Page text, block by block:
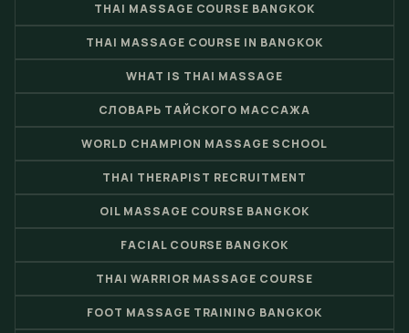
THAI MASSAGE COURSE BANGKOK
THAI MASSAGE COURSE IN BANGKOK
WHAT IS THAI MASSAGE
СЛОВАРЬ ТАЙСКОГО МАССАЖА
WORLD CHAMPION MASSAGE SCHOOL
THAI THERAPIST RECRUITMENT
OIL MASSAGE COURSE BANGKOK
FACIAL COURSE BANGKOK
THAI WARRIOR MASSAGE COURSE
FOOT MASSAGE TRAINING BANGKOK